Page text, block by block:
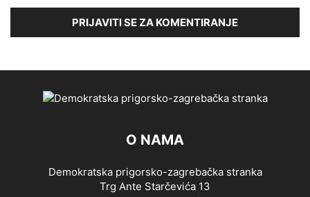
PRIJAVITI SE ZA KOMENTIRANJE
O NAMA
Demokratska prigorsko-zagrebačka stranka
Trg Ante Starčevića 13